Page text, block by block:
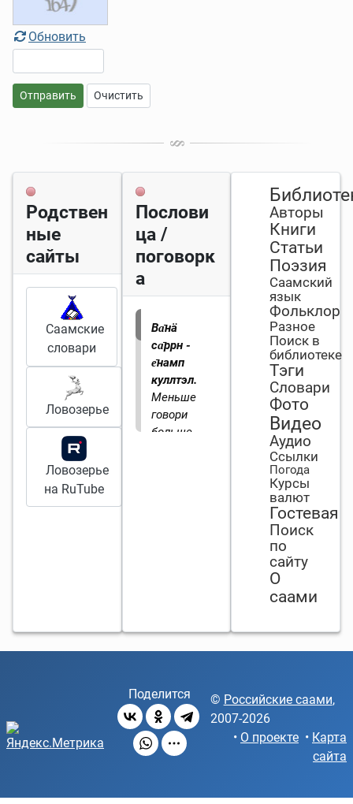
Обновить
Отправить Очистить
Родствен
ные
сайты
Саамские
словари
Ловозерье
Ловозерье
на RuTube
Послови
ца /
поговорк
а
Ва̄нӓ
са̄ррн -
е̄намп
куллтэл.
Меньше
говори
больше
Авторы
Книги
Статьи
Поэзия
Саамский
язык
Фольклор
Разное
Поиск в
библиотеке
Тэги
Словари
Фото
Видео
Аудио
Ссылки
Погода
Курсы
валют
Гостевая
Поиск
по
сайту
О
саами
Поделится © Российские саами,
2007-2026
• О проекте • Карта
сайта